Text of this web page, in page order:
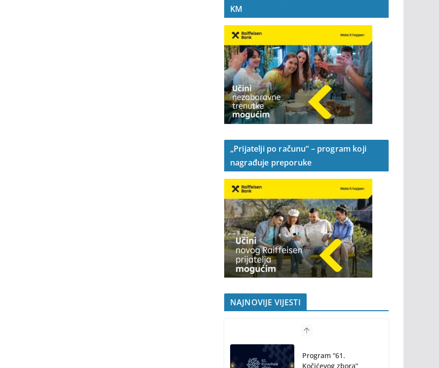
KM
„Prijatelji po računu“ – program koji
nagrađuje preporuke
NAJNOVIJE VIJESTI
Program “61.
Kočićevog zbora”